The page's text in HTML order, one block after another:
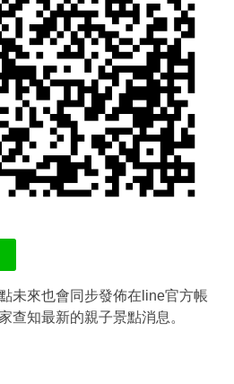
未來也會同步發佈在line官方帳
查知最新的親子景點消息。